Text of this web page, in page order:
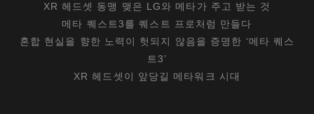
XR 헤드셋 동맹 맺은 LG와 메타가 주고 받는 것
메타 퀘스트3를 퀘스트 프로처럼 만들다
혼합 현실을 향한 노력이 헛되지 않음을 증명한 ‘메타 퀘스
트3’
XR 헤드셋이 앞당길 메타워크 시대